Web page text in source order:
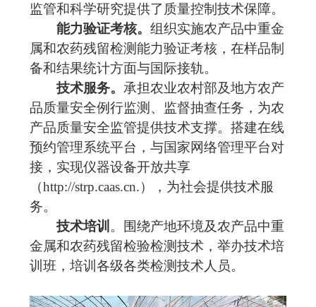
监管和科学研究提供了质量控制技术保障。
能力验证考核。 组织实施农产品中重金
属和农药残留检测能力验证考核，在样品制
备和结果统计方面与国际接轨。
技术服务。 承担农业农村部及地方农产
品质量安全例行监测、监督抽查任务，为农
产品质量安全监管提供技术支撑。搭建在线
预约管理系统平台，与国家网络管理平台对
接，实现仪器设备开放共享
（http://strp.caas.cn.），为社会提供技术服
务。
技术培训 。围绕产地环境及农产品中重
金属和农药残留检验检测技术，举办技术培
训班，培训各级各类检测技术人员。